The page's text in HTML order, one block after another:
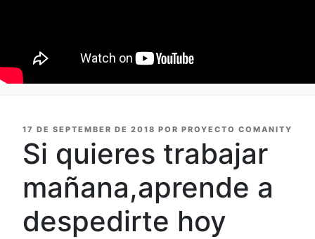
PUBLICADO
EN
17 DE SEPTEMBER DE 2018 POR PROYECTO COMANITY
Si quieres trabajar
mañana,aprende a
despedirte hoy